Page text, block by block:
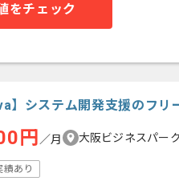
をチェック
】システム開発支援のフリ
円 ／月 大阪ビジネスパー
績あり